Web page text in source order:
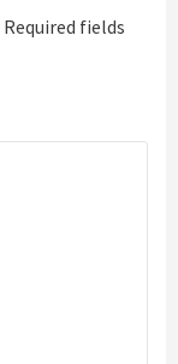
Required fields